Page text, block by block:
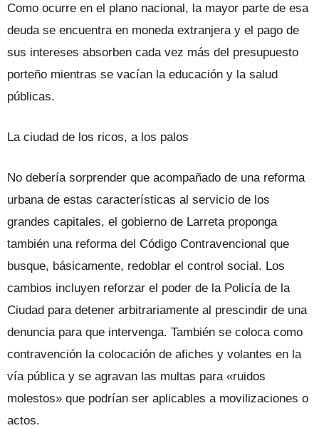
Como ocurre en el plano nacional, la mayor parte de esa
deuda se encuentra en moneda extranjera y el pago de
sus intereses absorben cada vez más del presupuesto
porteño mientras se vacían la educación y la salud
públicas.
La ciudad de los ricos, a los palos
No debería sorprender que acompañado de una reforma
urbana de estas características al servicio de los
grandes capitales, el gobierno de Larreta proponga
también una reforma del Código Contravencional que
busque, básicamente, redoblar el control social. Los
cambios incluyen reforzar el poder de la Policía de la
Ciudad para detener arbitrariamente al prescindir de una
denuncia para que intervenga. También se coloca como
contravención la colocación de afiches y volantes en la
vía pública y se agravan las multas para «ruidos
molestos» que podrían ser aplicables a movilizaciones o
actos.